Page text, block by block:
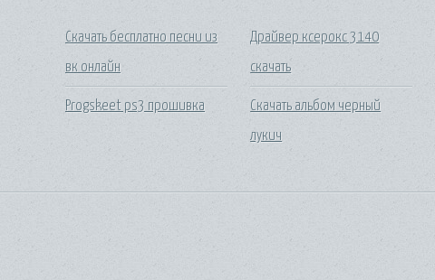
Скачать бесплатно песни из
вк онлайн
Progskeet ps3 прошивка
Драйвер ксерокс 3140
скачать
Скачать альбом черный
лукич